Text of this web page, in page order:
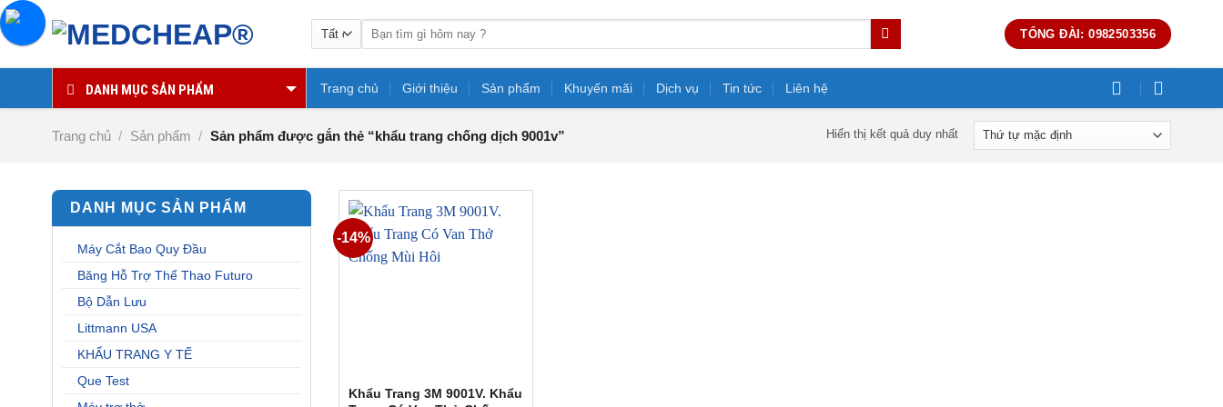
Chuyển
đến
Tìm
kiếm:
TỔNG ĐÀI: 0982503356
DANH MỤC SẢN PHẨM Trang chủ Giới thiệu Sản phẩm Khuyến mãi Dịch vụ Tin tức Liên hệ
Trang chủ / Sản phẩm / Sản phẩm được gắn thẻ “khẩu trang chống dịch 9001v” Hiển thị kết quả duy nhất
DANH MỤC SẢN PHẨM
Máy Cắt Bao Quy Đầu
Băng Hỗ Trợ Thể Thao Futuro
Bộ Dẫn Lưu
Littmann USA
KHẨU TRANG Y TẾ
Que Test
-14%
Khẩu Trang 3M 9001V. Khẩu